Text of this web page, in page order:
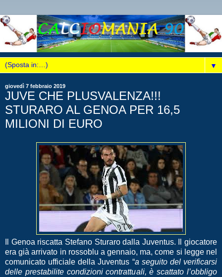
▼
giovedì 7 febbraio 2019
JUVE CHE PLUSVALENZA!!!
STURARO AL GENOA PER 16,5
MILIONI DI EURO
Il Genoa riscatta Stefano Sturaro dalla Juventus. Il giocatore
era già arrivato in rossoblu a gennaio, ma, come si legge nel
comunicato ufficiale della Juventus “a seguito del verificarsi
delle prestabilite condizioni contrattuali, è scattato l’obbligo